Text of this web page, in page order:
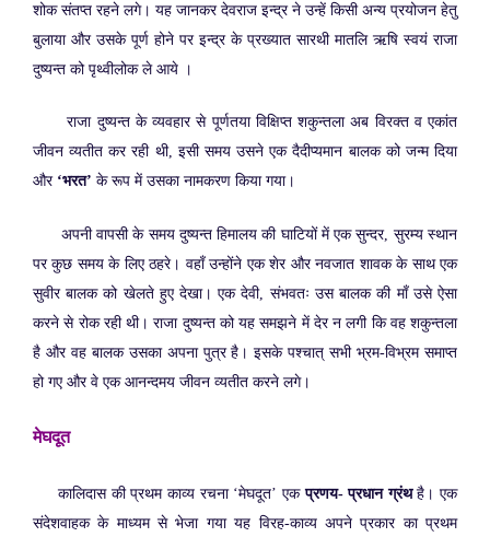
शोक संतप्त रहने लगे। यह जानकर देवराज इन्द्र ने उन्हें किसी अन्य प्रयोजन हेतु
बुलाया और उसके पूर्ण होने पर इन्द्र के प्रख्यात सारथी मातलि ऋषि स्वयं राजा
दुष्यन्त को पृथ्वीलोक ले आये ।
राजा दुष्यन्त के व्यवहार से पूर्णतया विक्षिप्त शकुन्तला अब विरक्त व एकांत
जीवन व्यतीत कर रही थी, इसी समय उसने एक दैदीप्यमान बालक को जन्म दिया
और ‘भरत’ के रूप में उसका नामकरण किया गया।
अपनी वापसी के समय दुष्यन्त हिमालय की घाटियों में एक सुन्दर, सुरम्य स्थान
पर कुछ समय के लिए ठहरे। वहाँ उन्होंने एक शेर और नवजात शावक के साथ एक
सुवीर बालक को खेलते हुए देखा। एक देवी, संभवतः उस बालक की माँ उसे ऐसा
करने से रोक रही थी। राजा दुष्यन्त को यह समझने में देर न लगी कि वह शकुन्तला
है और वह बालक उसका अपना पुत्र है। इसके पश्चात् सभी भ्रम-विभ्रम समाप्त
हो गए और वे एक आनन्दमय जीवन व्यतीत करने लगे।
मेघदूत
कालिदास की प्रथम काव्य रचना ‘मेघदूत’ एकप्रणय- प्रधान ग्रंथहै। एक
संदेशवाहक के माध्यम से भेजा गया यह विरह-काव्य अपने प्रकार का प्रथम